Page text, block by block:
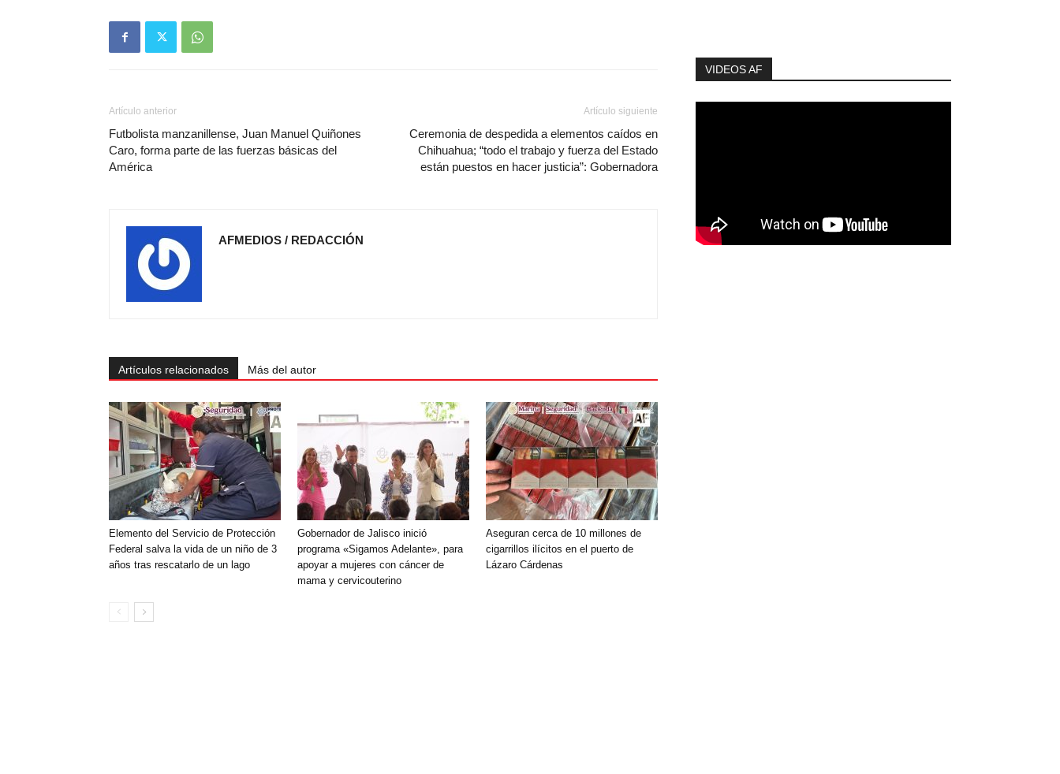
Artículo anterior
Futbolista manzanillense, Juan Manuel Quiñones
Caro, forma parte de las fuerzas básicas del
América
Artículo siguiente
Ceremonia de despedida a elementos caídos en
Chihuahua; “todo el trabajo y fuerza del Estado
están puestos en hacer justicia”: Gobernadora
AFMEDIOS / REDACCIÓN
Artículos relacionados Más del autor
Elemento del Servicio de Protección
Federal salva la vida de un niño de 3
años tras rescatarlo de un lago
Gobernador de Jalisco inició
programa «Sigamos Adelante», para
apoyar a mujeres con cáncer de
mama y cervicouterino
Aseguran cerca de 10 millones de
cigarrillos ilícitos en el puerto de
Lázaro Cárdenas
VIDEOS AF